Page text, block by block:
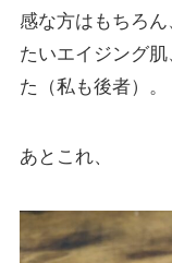
感な方はもちろ
たいエイジング
た（私も後者）。
あとこれ、